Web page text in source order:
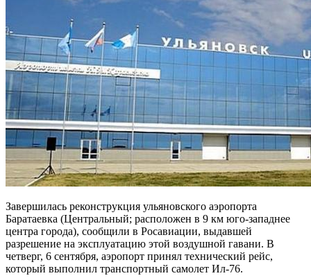
Завершилась реконструкция ульяновского аэропорта
Баратаевка (Центральный; расположен в 9 км юго-западнее
центра города), сообщили в Росавиации, выдавшей
разрешение на эксплуатацию этой воздушной гавани. В
четверг, 6 сентября, аэропорт принял технический рейс,
который выполнил транспортный самолет Ил-76.